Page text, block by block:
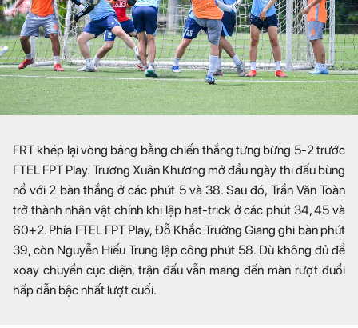
FRT khép lại vòng bảng bằng chiến thắng tưng bừng 5-2 trước
FTEL FPT Play. Trương Xuân Khương mở đầu ngày thi đấu bùng
nổ với 2 bàn thắng ở các phút 5 và 38. Sau đó, Trần Văn Toàn
trở thành nhân vật chính khi lập hat-trick ở các phút 34, 45 và
60+2. Phía FTEL FPT Play, Đỗ Khắc Trường Giang ghi bàn phút
39, còn Nguyễn Hiếu Trung lập công phút 58. Dù không đủ để
xoay chuyển cục diện, trận đấu vẫn mang đến màn rượt đuổi
hấp dẫn bậc nhất lượt cuối.